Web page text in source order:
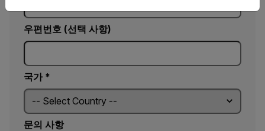
우편번호 (선택 사항)
국가 *
문의 사항